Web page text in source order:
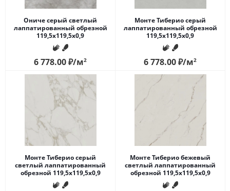
Ониче серый светлый
лаппатированный обрезной
119,5x119,5x0,9
6 778.00₽/м2
Монте Тиберио серый
лаппатированный обрезной
119,5x119,5x0,9
6 778.00₽/м2
Монте Тиберио серый
светлый лаппатированный
обрезной 119,5x119,5x0,9
Монте Тиберио бежевый
светлый лаппатированный
обрезной 119,5x119,5x0,9